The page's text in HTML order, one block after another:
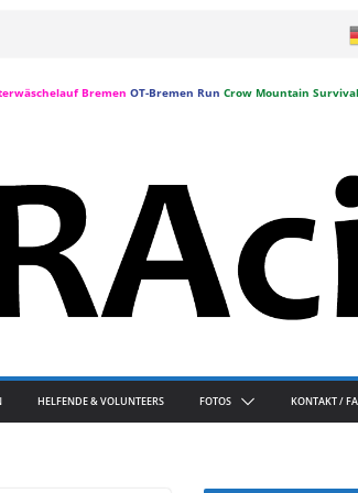
Bremen OT-Bremen Run Crow Mountain Survival
HELFENDE & VOLUNTEERS FOTOS KONTAKT /